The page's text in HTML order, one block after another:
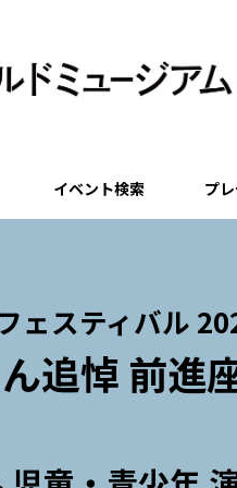
イベント検索 プ
ェスティバル
追悼 前進